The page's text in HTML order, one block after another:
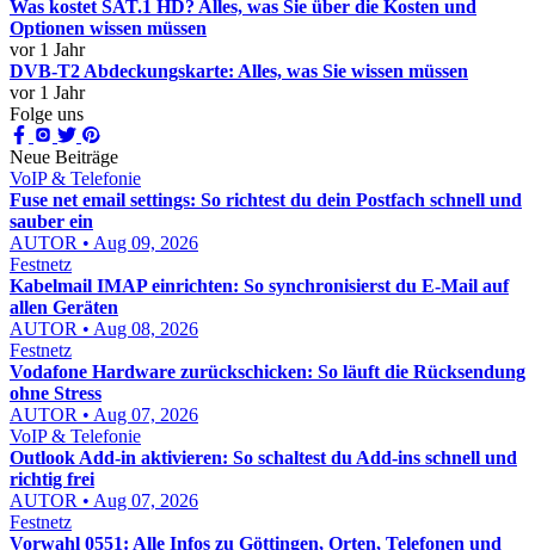
Was kostet SAT.1 HD? Alles, was Sie über die Kosten und
Optionen wissen müssen
vor 1 Jahr
DVB-T2 Abdeckungskarte: Alles, was Sie wissen müssen
vor 1 Jahr
Folge uns
Neue Beiträge
VoIP & Telefonie
Fuse net email settings: So richtest du dein Postfach schnell und
sauber ein
AUTOR • Aug 09, 2026
Festnetz
Kabelmail IMAP einrichten: So synchronisierst du E-Mail auf
allen Geräten
AUTOR • Aug 08, 2026
Festnetz
Vodafone Hardware zurückschicken: So läuft die Rücksendung
ohne Stress
AUTOR • Aug 07, 2026
VoIP & Telefonie
Outlook Add-in aktivieren: So schaltest du Add-ins schnell und
richtig frei
AUTOR • Aug 07, 2026
Festnetz
Vorwahl 0551: Alle Infos zu Göttingen, Orten, Telefonen und